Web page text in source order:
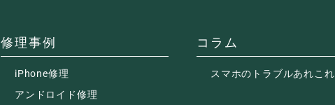
修理事例
iPhone修理
アンドロイド修理
コラム
スマホのトラブルあれこれ